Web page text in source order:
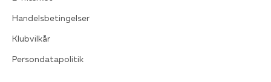
Handelsbetingelser
Klubvilkår
Persondatapolitik